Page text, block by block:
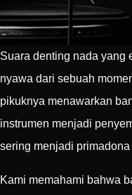
Suara denting nada yang
nyawa dari sebuah
pikuknya menawarkan
instrumen menjadi
sering menjadi
Kami memahami bahwa